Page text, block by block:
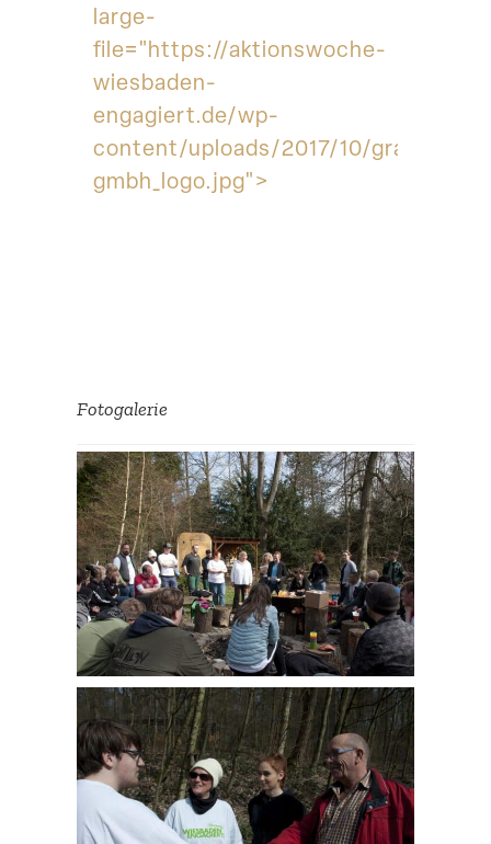
large-
file="https://aktionswoche-
wiesbaden-
engagiert.de/wp-
content/uploads/2017/10/gramenz-
gmbh_logo.jpg">
Fotoga­lerie